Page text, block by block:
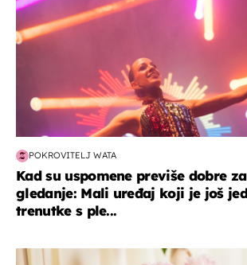
POKROVITELJ WATA
Kad su uspomene previše dobre
gledanje: Mali uređaj koji je još
trenutke s ple...
moda & ljepota